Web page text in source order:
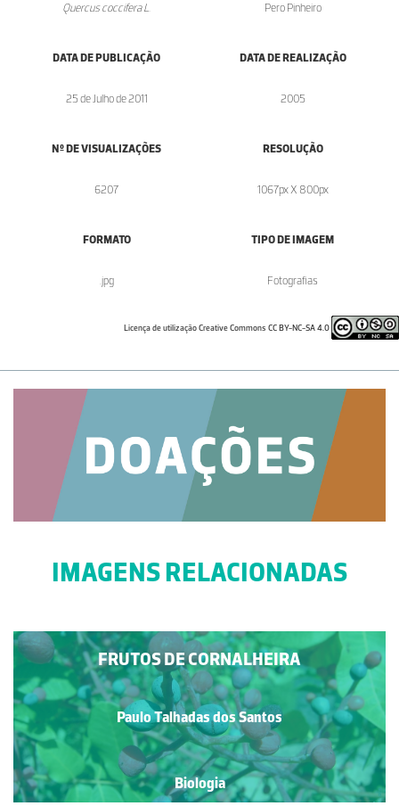
Quercus coccifera L. Pero Pinheiro
DATA DE PUBLICAÇÃO
25 de Julho de 2011
DATA DE REALIZAÇÃO
2005
Nº DE VISUALIZAÇÕES
6207
RESOLUÇÃO
1067px X 800px
FORMATO
.jpg
TIPO DE IMAGEM
Fotografias
Licença de utilização Creative Commons CC BY-NC-SA 4.0
IMAGENS RELACIONADAS
FRUTOS DE CORNALHEIRA
Paulo Talhadas dos Santos
Biologia